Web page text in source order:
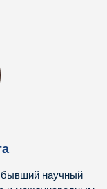
бывший научный